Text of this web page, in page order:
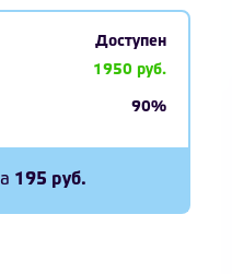
Доступен
1950 руб.
90%
195 руб.